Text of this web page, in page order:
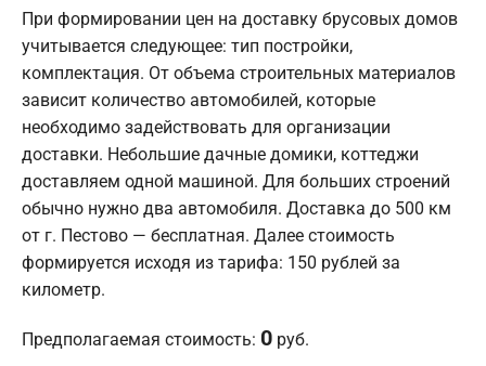
При формировании цен на доставку брусовых домов
учитывается следующее: тип постройки,
комплектация. От объема строительных материалов
зависит количество автомобилей, которые
необходимо задействовать для организации
доставки. Небольшие дачные домики, коттеджи
доставляем одной машиной. Для больших строений
обычно нужно два автомобиля. Доставка до 500 км
от г. Пестово — бесплатная. Далее стоимость
формируется исходя из тарифа: 150 рублей за
километр.
Предполагаемая стоимость: 0 руб.